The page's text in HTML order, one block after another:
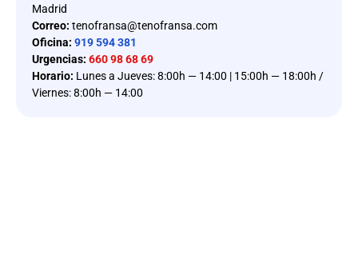
Madrid
Correo: tenofransa@tenofransa.com
Oficina: 919 594 381
Urgencias: 660 98 68 69
Horario: Lunes a Jueves: 8:00h — 14:00 | 15:00h — 18:00h /
Viernes: 8:00h — 14:00